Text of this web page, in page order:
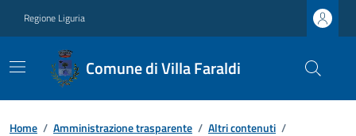
Regione Liguria
Comune di Villa Faraldi
Home / Amministrazione trasparente / Altri contenuti /